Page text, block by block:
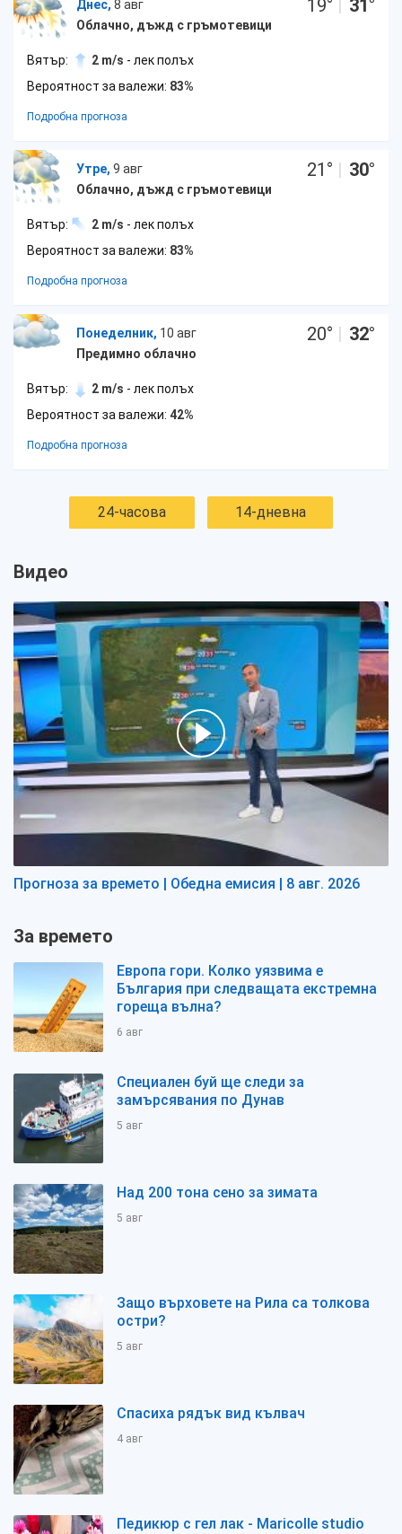
Днес, 8 авг
Облачно, дъжд с гръмотевици
19° | 31°
Вятър: 2 m/s - лек полъх
Вероятност за валежи: 83%
Подробна прогноза
Утре, 9 авг
Облачно, дъжд с гръмотевици
21 ° | 30°
Вятър: 2 m/s - лек полъх
Вероятност за валежи: 83%
Подробна прогноза
Понеделник, 10 авг
Предимно облачно
20° | 32°
Вятър: 2 m/s - лек полъх
Вероятност за валежи: 42%
Подробна прогноза
24-часова 14-дневна
Видео
Прогноза за времето | Обедна емисия | 8 авг. 2026
За времето
Европа гори. Колко уязвима е
България при следващата екстремна
гореща вълна?
6 авг
Специален буй ще следи за
замърсявания по Дунав
5 авг
Над 200 тона сено за зимата
5 авг
Защо върховете на Рила са толкова
остри?
5 авг
Спасиха рядък вид кълвач
4 авг
Педикюр с гел лак - Maricolle studio